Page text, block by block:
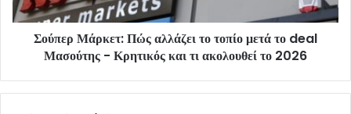
Σούπερ Μάρκετ: Πώς αλλάζει το τοπίο μετά το deal
Μασούτης - Κρητικός και τι ακολουθεί το 2026